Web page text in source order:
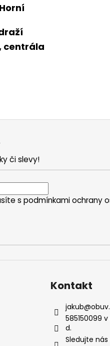
centrála
či slevy!
s podmínkami ochrany
Kontakt
jakub@
585150099
d.
Sledujte